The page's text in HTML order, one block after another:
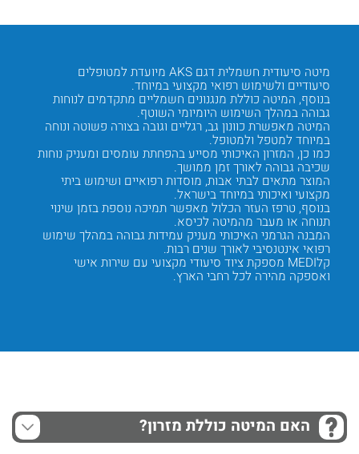
מיטה סיעודית חשמלית דגם AKS מיועדת למטופלים
סיעודיים ולשימוש רפואי מקצועי במיוחד.
בנוסף, המיטה כוללת מנגנונים חשמליים מתקדמים לנוחות
גבוהה במהלך השימוש היומיומי השוטף.
המיטה מאפשרת כוונון גב, רגליים וגובה בצורה פשוטה ונוחה
במיוחד למטפל ולמטופל.
כמו כן, המזרון האיכותי מסייע בהפחתת עומסים ומעניק נוחות
שכיבה גבוהה לאורך זמן ממושך.
המוצר מתאים לבתי אבות, מוסדות רפואיים ושימוש ביתי
מקצועי ואיכותי במיוחד בישראל.
בנוסף, טרפז העזר הכלול מאפשר תמיכה נוספת בזמן שינוי
תנוחה או מעבר מהמיטה לכיסא.
המבנה הגרמני האיכותי מעניק עמידות גבוהה במהלך שימוש
רפואי אינטנסיבי לאורך שנים רבות.
קלMEDI מספקת ציוד סיעודי מקצועי עם שירות אישי
ואספקה מהירה לכל רחבי הארץ.
האם המיטה כוללת מזרון?